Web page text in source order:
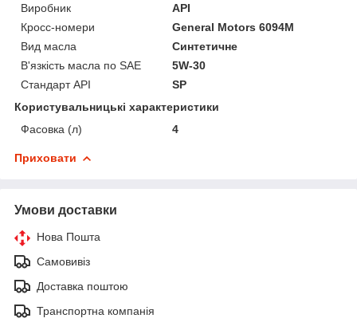
Виробник
API
Кросс-номери
General Motors 6094M
Вид масла
Синтетичне
В'язкість масла по SAE
5W-30
Стандарт API
SP
Користувальницькі характеристики
Фасовка (л)
4
Приховати
Умови доставки
Нова Пошта
Самовивіз
Доставка поштою
Транспортна компанія